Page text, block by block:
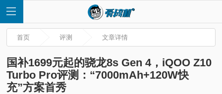
首
首页 评测 文章详情
国补1699元起的骁龙8s Gen 4，​iQOO Z10
Turbo Pro评测：“7000mAh+120W快
充”方案首秀